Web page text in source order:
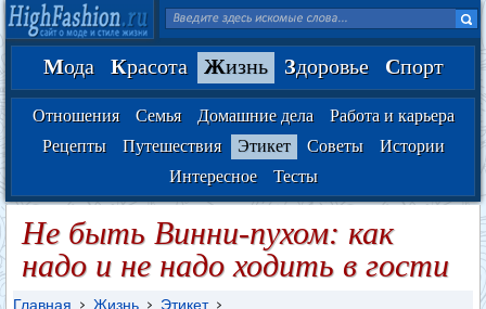
Мода Красота Жизнь Здоровье Спорт
Отношения Семья Домашние дела
Работа и карьера
Рецепты
Путешествия Этикет Советы
Истории
Интересное
Тесты
Не быть Винни-пухом: как
надо и не надо ходить в гости
Главная Жизнь
Этикет